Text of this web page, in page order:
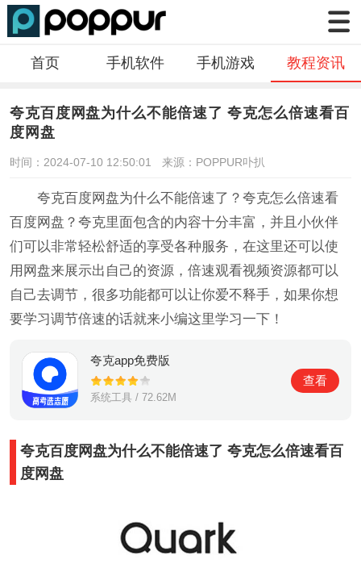
首页 手机软件 手机游戏 教程资讯
夸克百度网盘为什么不能倍速了 夸克怎么倍速看百
度网盘
时间：2024-07-10 12:50:01 来源：POPPUR卟扒
夸克百度网盘为什么不能倍速了？夸克怎么倍速看
百度网盘？夸克里面包含的内容十分丰富，并且小伙伴
们可以非常轻松舒适的享受各种服务，在这里还可以使
用网盘来展示出自己的资源，倍速观看视频资源都可以
自己去调节，很多功能都可以让你爱不释手，如果你想
要学习调节倍速的话就来小编这里学习一下！
夸克app免费版
系统工具 / 72.62M
查看
夸克百度网盘为什么不能倍速了 夸克怎么倍速看百
度网盘